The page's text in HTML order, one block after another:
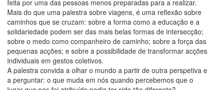
feita por uma das pessoas menos preparadas para a realizar.
Mais do que uma palestra sobre viagens, é uma reflexão sobre
caminhos que se cruzam: sobre a forma como a educação e a
solidariedade podem ser das mais belas formas de intersecção;
sobre o medo como companheiro de caminho; sobre a força das
pequenas acções; e sobre a possibilidade de transformar acções
individuais em gestos coletivos.
A palestra convida a olhar o mundo a partir de outra perspetiva e
a perguntar: o que muda em nós quando percebemos que o